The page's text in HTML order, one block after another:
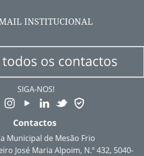
INSTITUCIONAL
SIGA-NOS!
Contactos
Municipal de Mesão Frio
José Maria Alpoim, N.º 432, 5040-